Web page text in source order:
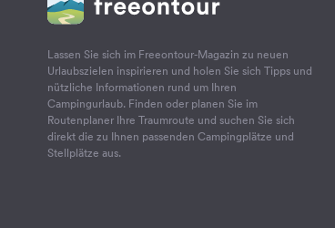
Lassen Sie sich im Freeontour-Magazin zu neuen
Urlaubszielen inspirieren und holen Sie sich Tipps und
nützliche Informationen rund um Ihren
Campingurlaub. Finden oder planen Sie im
Routenplaner Ihre Traumroute und suchen Sie sich
direkt die zu Ihnen passenden Campingplätze und
Stellplätze aus.